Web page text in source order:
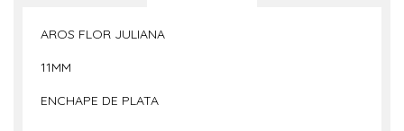
AROS FLOR JULIANA
11MM
ENCHAPE DE PLATA